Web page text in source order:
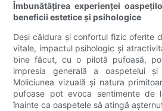
Îmbunătățirea experienței
beneficii estetice și psihologice
Deși căldura și confortul fizic oferite
vitale, impactul psihologic și
bine făcut, cu o pilotă pufoasă,
impresia generală a oaspetelui
Moliciunea vizuală și natura
pufoase pot evoca sentimente de
înainte ca oaspetele să atingă